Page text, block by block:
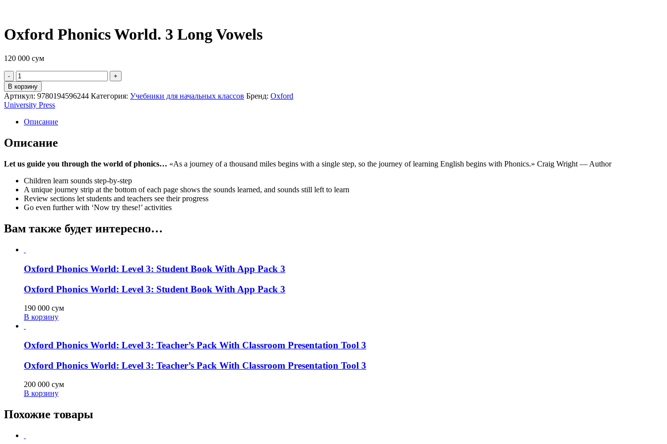
Oxford Phonics World. 3 Long Vowels
120 000 сум
Quantity
В корзину
Артикул: 9780194596244 Категория: Учебники для начальных классов Бренд: Oxford
University Press
Описание
Описание
Let us guide you through the world of phonics… «As a journey of a thousand miles begins with a single step, so the journey of learning English begins with Phonics.» Craig Wright — Author
Children learn sounds step-by-step
A unique journey strip at the bottom of each page shows the sounds learned, and sounds still left to learn
Review sections let students and teachers see their progress
Go even further with ‘Now try these!’ activities
Вам также будет интересно…
Oxford Phonics World: Level 3: Student Book With App Pack 3
Oxford Phonics World: Level 3: Student Book With App Pack 3
190 000 сум
В корзину
Oxford Phonics World: Level 3: Teacher’s Pack With Classroom Presentation Tool 3
Oxford Phonics World: Level 3: Teacher’s Pack With Classroom Presentation Tool 3
200 000 сум
В корзину
Похожие товары